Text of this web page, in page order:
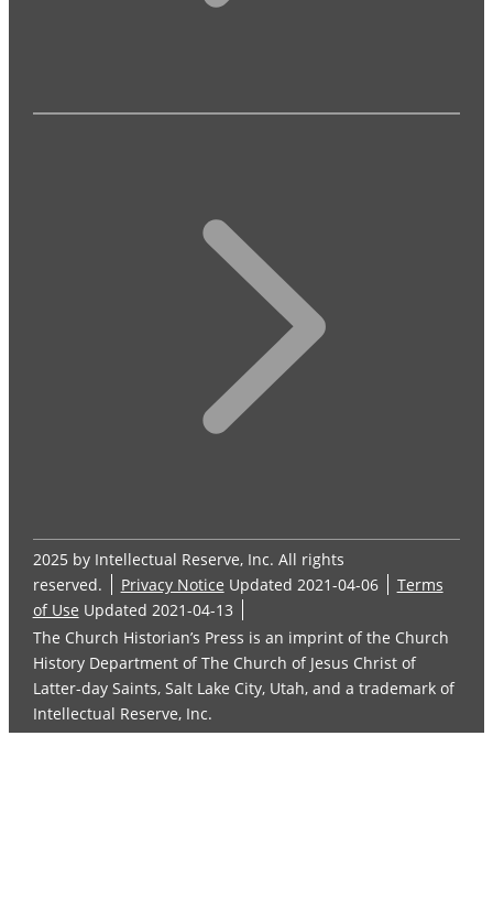
2025 by Intellectual Reserve, Inc. All rights
reserved.
Privacy Notice Updated 2021-04-06
Terms
of Use Updated 2021-04-13
The Church Historian’s Press is an imprint of the Church
History Department of The Church of Jesus Christ of
Latter-day Saints, Salt Lake City, Utah, and a trademark of
Intellectual Reserve, Inc.